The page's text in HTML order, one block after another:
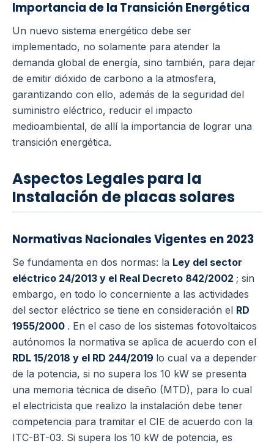
Importancia de la Transición Energética
Un nuevo sistema energético debe ser
implementado, no solamente para atender la
demanda global de energía, sino también, para dejar
de emitir dióxido de carbono a la atmosfera,
garantizando con ello, además de la seguridad del
suministro eléctrico, reducir el impacto
medioambiental, de allí la importancia de lograr una
transición energética.
Aspectos Legales para la
Instalación de placas solares
Normativas Nacionales Vigentes en 2023
Se fundamenta en dos normas: la Ley del sector
eléctrico 24/2013 y el Real Decreto 842/2002 ; sin
embargo, en todo lo concerniente a las actividades
del sector eléctrico se tiene en consideración el RD
1955/2000 . En el caso de los sistemas fotovoltaicos
autónomos la normativa se aplica de acuerdo con el
RDL 15/2018 y el RD 244/2019 lo cual va a depender
de la potencia, si no supera los 10 kW se presenta
una memoria técnica de diseño (MTD), para lo cual
el electricista que realizo la instalación debe tener
competencia para tramitar el CIE de acuerdo con la
ITC-BT-03. Si supera los 10 kW de potencia, es